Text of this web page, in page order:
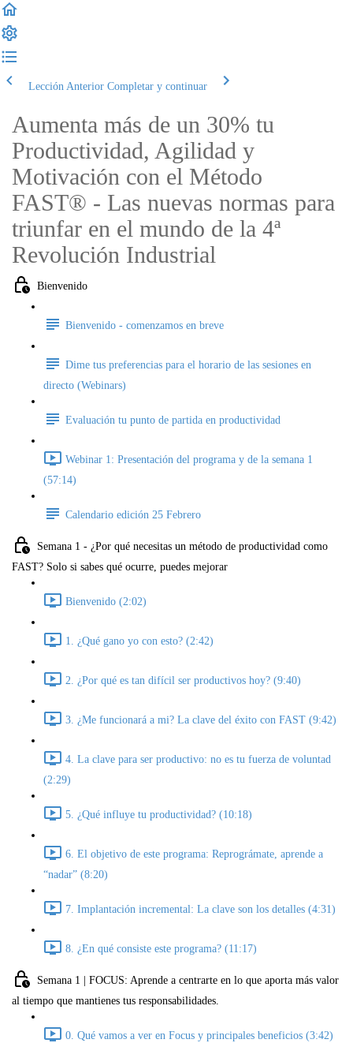
Lección Anterior Completar y continuar
Aumenta más de un 30% tu
Productividad, Agilidad y
Motivación con el Método
FAST® - Las nuevas normas para
triunfar en el mundo de la 4ª
Revolución Industrial
Bienvenido
Bienvenido - comenzamos en breve
Dime tus preferencias para el horario de las sesiones en
directo (Webinars)
Evaluación tu punto de partida en productividad
Webinar 1: Presentación del programa y de la semana 1
(57:14)
Calendario edición 25 Febrero
Semana 1 - ¿Por qué necesitas un método de productividad como
FAST? Solo si sabes qué ocurre, puedes mejorar
Bienvenido (2:02)
1. ¿Qué gano yo con esto? (2:42)
2. ¿Por qué es tan difícil ser productivos hoy? (9:40)
3. ¿Me funcionará a mi? La clave del éxito con FAST (9:42)
4. La clave para ser productivo: no es tu fuerza de voluntad
(2:29)
5. ¿Qué influye tu productividad? (10:18)
6. El objetivo de este programa: Reprográmate, aprende a
“nadar” (8:20)
7. Implantación incremental: La clave son los detalles (4:31)
8. ¿En qué consiste este programa? (11:17)
Semana 1 | FOCUS: Aprende a centrarte en lo que aporta más valor
al tiempo que mantienes tus responsabilidades.
0. Qué vamos a ver en Focus y principales beneficios (3:42)